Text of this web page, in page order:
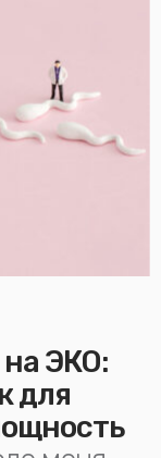
ЭКО:
для